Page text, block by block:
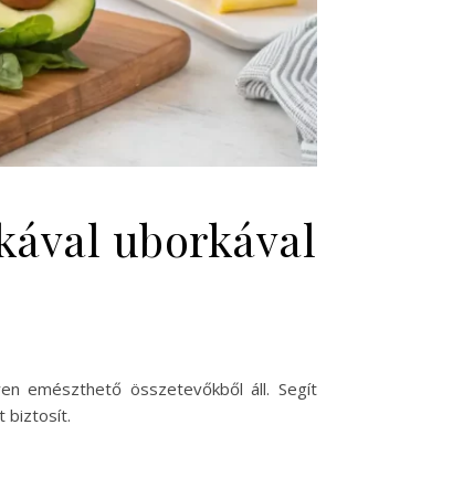
uborkával
emészthető összetevőkből áll. Segít
biztosít.